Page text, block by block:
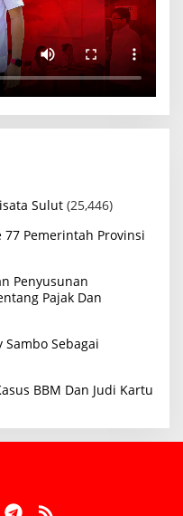
Sulut (25,446)
77 Pemerintah Provinsi
Penyusunan
Pajak Dan
Sebagai
BBM Dan Judi Kartu